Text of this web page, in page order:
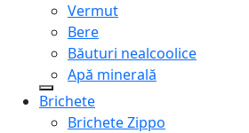
Vermut
Bere
Băuturi nealcoolice
Apă minerală
Brichete
Brichete Zippo